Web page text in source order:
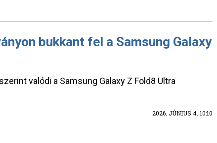
bukkant fel a Samsung Galaxy
valódi a Samsung Galaxy Z Fold8 Ultra
2026. JÚNIUS 4. 10:10